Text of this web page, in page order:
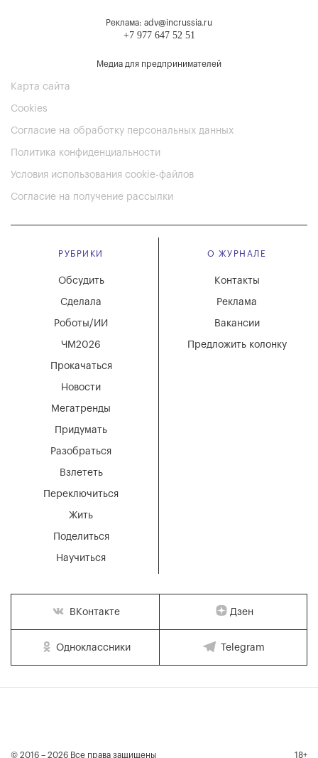
Реклама: adv@incrussia.ru
+7 977 647 52 51
Медиа для предпринимателей
Карта сайта
Cookies
Согласие на обработку персональных данных
Политика конфиденциальности
Условия использования cookie-файлов
Согласие на получение рассылки
РУБРИКИ
Мегатренды
Придумать
Разобраться
Взлететь
Новости
Переключиться
Жить
Поделиться
Научиться
Обсудить
Сделала
Роботы/ИИ
ЧМ2026
Прокачаться
О ЖУРНАЛЕ
Вакансии
Реклама
Контакты
Предложить колонку
ВКонтакте Дзен
Одноклассники Telegram
© 2016 – 2026 Все права защищены 18+